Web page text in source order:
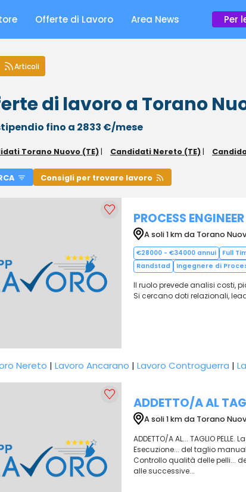
Offerte di Lavoro Area News Per
Articoli
di lavoro a Torano
fino a 2833 €/mese
Torano Nuovo (TE) | Candidati Nereto (TE) |
Consigli per trovare lavoro
PROCESS ENGINEER
A soli 1 km da Torano
€28000 - €34000 annui Full
Randstad
Ingegnere di
Il ruolo prevede analisi costi,
Si cercano doti relazionali,
Nereto | Lavoro Ancarano | Lavoro Controguerra |
ADDETTO/A AL
A soli 1 km da Torano
ADDETTO/A AL... TAGLIO
Esecuzione... del taglio
Controllo qualità delle pelli...
alle successive...